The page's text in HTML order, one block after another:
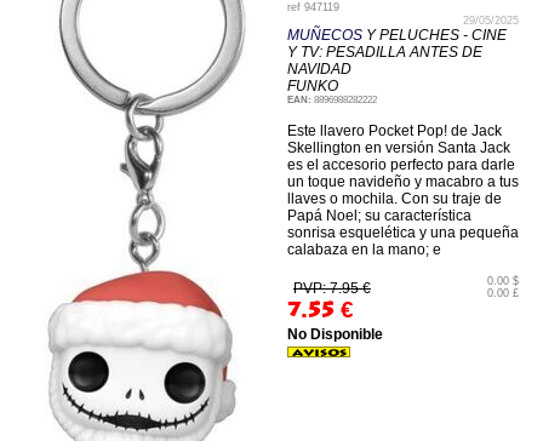
ref 947119
29/05/2025
MUÑECOS Y PELUCHES - CINE
Y TV: PESADILLA ANTES DE
NAVIDAD
FUNKO
EAN: 8896988282222
Este llavero Pocket Pop! de Jack
Skellington en versión Santa Jack
es el accesorio perfecto para darle
un toque navideño y macabro a tus
llaves o mochila. Con su traje de
Papá Noel; su característica
sonrisa esquelética y una pequeña
calabaza en la mano; e
PVP: 7.95 €
7.55 €
0.00 $
0.00 £
No Disponible